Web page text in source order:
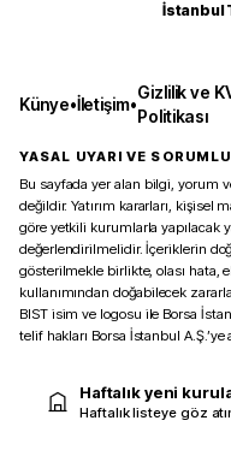
İstanbul
Künye•İletişim•
Gizlilik ve
Politikası
YASAL UYARI VE
Bu sayfada yer alan bilgi, yorum
değildir. Yatırım kararları,
göre yetkili kurumlarla yapılacak
değerlendirilmelidir. İçeriklerin
gösterilmekle birlikte, olası hata,
kullanımından doğabilecek
BIST isim ve logosu ile Borsa
telif hakları Borsa İstanbul A.Ş.’ye
Haftalık yeni
Haftalık listeye göz